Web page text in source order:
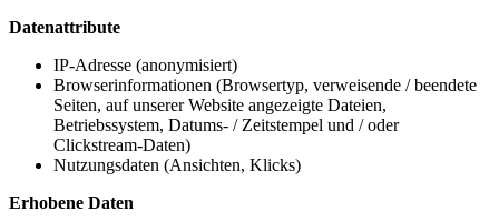
Datenattribute
IP-Adresse (anonymisiert)
Browserinformationen (Browsertyp, verweisende / beendete
Seiten, auf unserer Website angezeigte Dateien,
Betriebssystem, Datums- / Zeitstempel und / oder
Clickstream-Daten)
Nutzungsdaten (Ansichten, Klicks)
Erhobene Daten